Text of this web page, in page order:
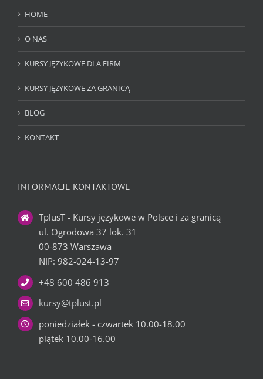
HOME
O NAS
KURSY JĘZYKOWE DLA FIRM
KURSY JĘZYKOWE ZA GRANICĄ
BLOG
KONTAKT
INFORMACJE KONTAKTOWE
TplusT - Kursy językowe w Polsce i za granicą
ul. Ogrodowa 37 lok. 31
00-873 Warszawa
NIP: 982-024-13-97
+48 600 486 913
kursy@tplust.pl
poniedziałek - czwartek 10.00-18.00
piątek 10.00-16.00